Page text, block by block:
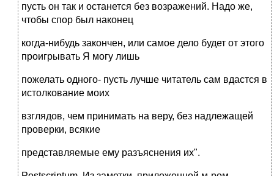
пусть он так и останется без возражений. Надо же,
чтобы спор был наконец
когда-нибудь закончен, или самое дело будет от этого
проигрывать Я могу лишь
пожелать одного- пусть лучше читатель сам вдастся в
истолкование моих
взглядов, чем принимать на веру, без надлежащей
проверки, всякие
представляемые ему разъяснения их".